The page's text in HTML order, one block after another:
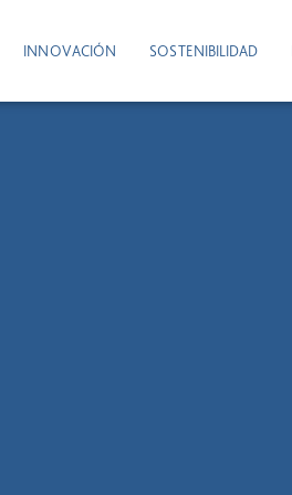
INNOVACIÓN SOSTENIBILIDAD